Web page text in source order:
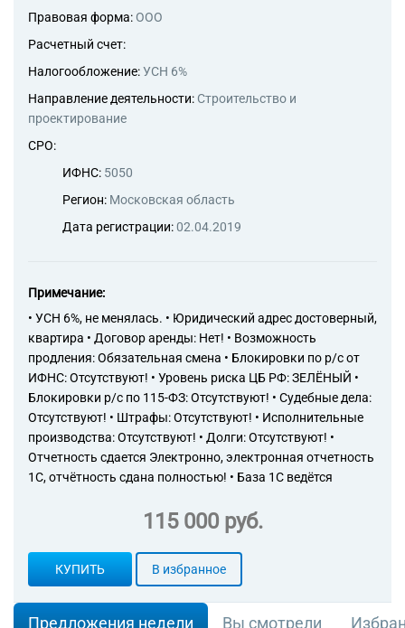
Правовая форма: ООО
Расчетный счет:
Налогообложение:УСН 6%
Направление деятельности: Строительство и
проектирование
СРО:
ИФНС: 5050
Регион: Московская область
Дата регистрации:02.04.2019
Примечание:
• УСН 6%, не менялась. • Юридический адрес достоверный,
квартира • Договор аренды: Нет! • Возможность
продления: Обязательная смена • Блокировки по р/с от
ИФНС: Отсутствуют! • Уровень риска ЦБ РФ: ЗЕЛЁНЫЙ •
Блокировки р/с по 115-ФЗ: Отсутствуют! • Судебные дела:
Отсутствуют! • Штрафы: Отсутствуют! • Исполнительные
производства: Отсутствуют! • Долги: Отсутствуют! •
Отчетность сдается Электронно, электронная отчетность
1С, отчётность сдана полностью! • База 1С ведётся
115 000 руб.
КУПИТЬ В избранное
Предложения недели Вы смотрели